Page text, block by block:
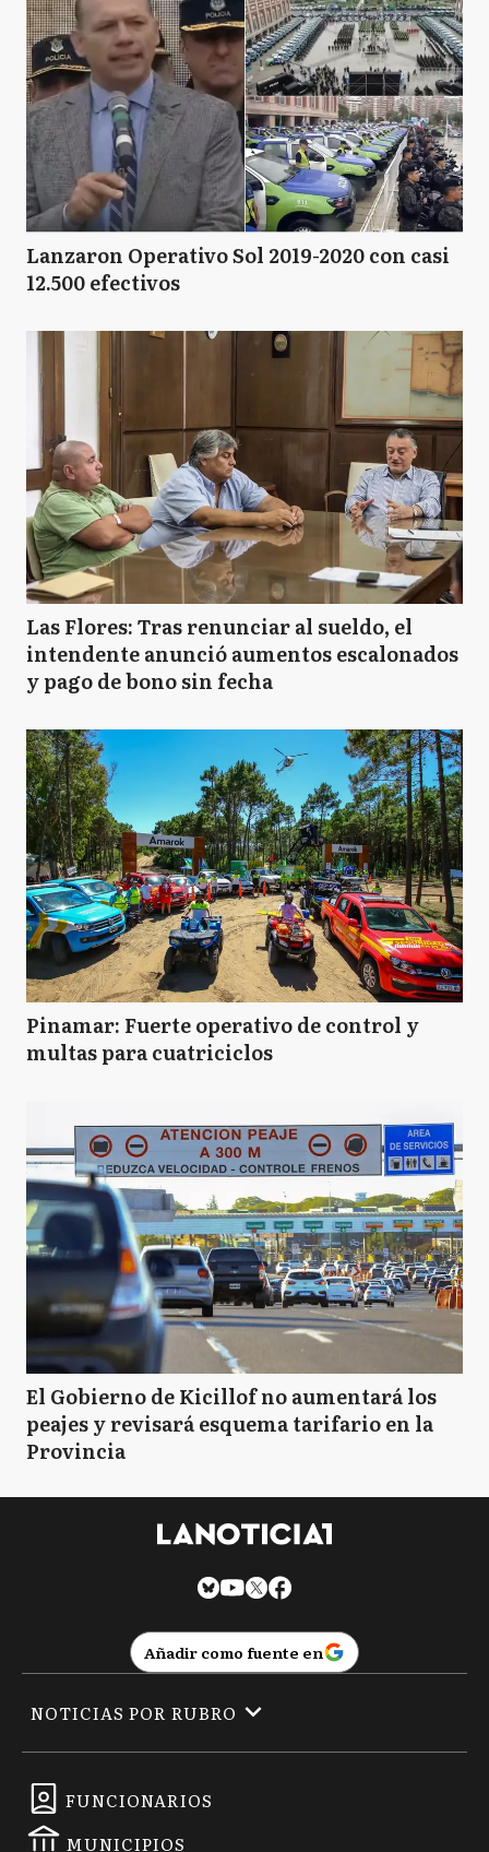
Lanzaron Operativo Sol 2019-2020 con casi
12.500 efectivos
Las Flores: Tras renunciar al sueldo, el
intendente anunció aumentos escalonados
y pago de bono sin fecha
Pinamar: Fuerte operativo de control y
multas para cuatriciclos
El Gobierno de Kicillof no aumentará los
peajes y revisará esquema tarifario en la
Provincia
Añadir como fuente en
FUNCIONARIOS
MUNICIPIOS
NOTICIAS POR RUBRO